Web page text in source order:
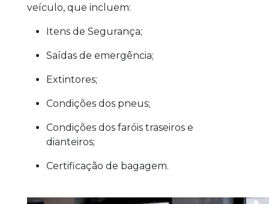
veículo, que incluem:
Itens de Segurança;
Saídas de emergência;
Extintores;
Condições dos pneus;
Condições dos faróis traseiros e
dianteiros;
Certificação de bagagem.